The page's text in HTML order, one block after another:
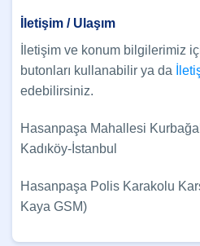
İletişim / Ulaşım
İletişim ve konum bilgilerimiz
butonları kullanabilir ya da
edebilirsiniz.
Hasanpaşa Mahallesi
Kadıköy-İstanbul
Hasanpaşa Polis Karakolu
Kaya GSM)